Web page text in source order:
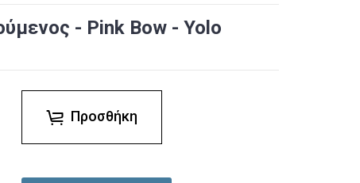
- Pink Bow - Yolo
Προσθήκη